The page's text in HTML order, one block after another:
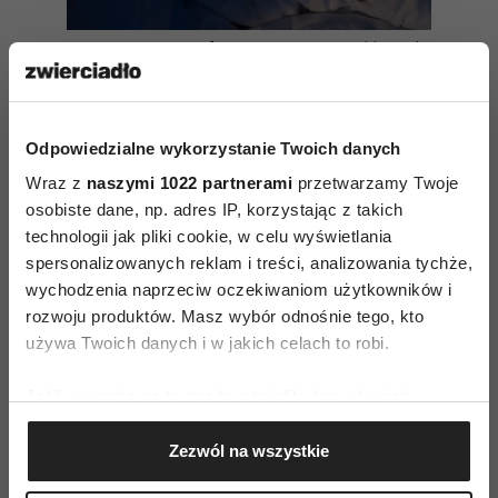
Odpowiedzialne wykorzystanie Twoich danych
Wraz z naszymi 1022 partnerami przetwarzamy Twoje
osobiste dane, np. adres IP, korzystając z takich
technologii jak pliki cookie, w celu wyświetlania
spersonalizowanych reklam i treści, analizowania tychże,
wychodzenia naprzeciw oczekiwaniom użytkowników i
rozwoju produktów. Masz wybór odnośnie tego, kto
używa Twoich danych i w jakich celach to robi.
Gromadzić dane dotyczące Twojej lokalizacji
geograficznej z dokładnością nawet do kilku metrów
Identyfikować Twoje urządzenie, aktywnie
Zezwól na wszystkie
„Sen służy do regeneracji, nie
do relaksu”. Nawyki na dobrą
noc według psycholożki Kristen
Robiąc pisemną listę rzeczy do zrobienia,
ściągamy swoje zadania z umysłu na papier (lub
telefon, o ile nie zaglądamy wtedy do social
mediów czy maili) w sposób, który zmniejsza
potrzebę myślenia o nich przed snem. Co więcej,
losowo w głowie, tylko są w pewien sposób
uporządkowane i „gotowe” do zajęcia się nimi